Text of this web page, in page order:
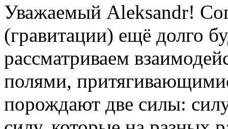
Уважаемый Aleksandr!
(гравитации) ещё долго
рассматриваем
полями,
порождают две силы: